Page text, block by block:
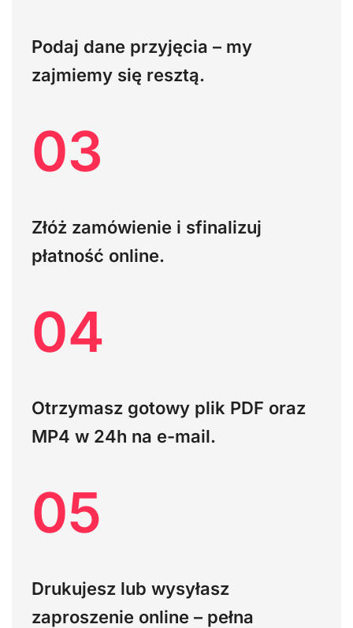
Podaj dane przyjęcia – my
zajmiemy się resztą.
03
Złóż zamówienie i sfinalizuj
płatność online.
04
Otrzymasz gotowy plik PDF oraz
MP4 w 24h na e-mail.
05
Drukujesz lub wysyłasz
zaproszenie online – pełna